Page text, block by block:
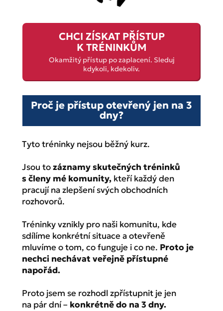
CHCI ZÍSKAT PŘÍSTUP
K TRÉNINKŮM
Okamžitý přístup po zaplacení. Sleduj
kdykoli, kdekoliv.
Proč je přístup otevřený jen na 3
dny?
Tyto tréninky nejsou běžný kurz.
Jsou tozáznamy skutečných tréninků
s členy mé komunity,kteří každý den
pracují na zlepšení svých obchodních
rozhovorů.
Tréninky vznikly pro naši komunitu, kde
sdílíme konkrétní situace a otevřeně
mluvíme o tom, co funguje i co ne. Proto je
nechci nechávat veřejně přístupné
napořád.
Proto jsem se rozhodl zpřístupnit je jen
na pár dní – konkrétně do na 3 dny.